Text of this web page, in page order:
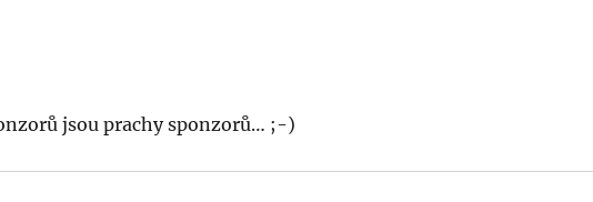
jsou prachy sponzorů… ;-)